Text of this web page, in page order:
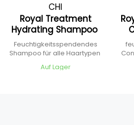
CHI
Royal Treatment
Hydrating Shampoo
Feuchtigkeitsspendendes
Shampoo für alle Haartypen
Auf Lager